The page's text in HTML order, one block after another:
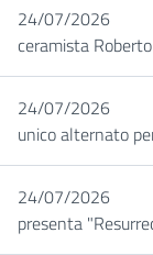
24/07/2026
ceramista
24/07/2026
unico alternato
24/07/2026
presenta